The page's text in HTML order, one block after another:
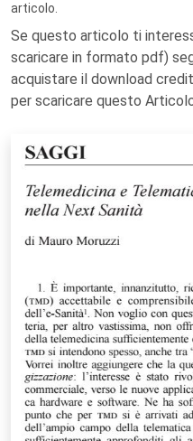
articolo.
Se questo articolo ti
scaricare in formato pdf)
acquistare il download
per scaricare questo